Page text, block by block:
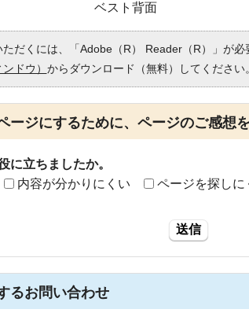
ベスト背面
だくには、「Adobe（R） Reader（R）」が
ドウ） からダウンロード（無料）してください。
ージにするために、ページのご感想
に立ちましたか。
内容が分かりにくい ページを探しに
送信
るお問い合わせ